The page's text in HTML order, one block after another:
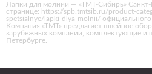
Лапки для молнии — «ТМТ-Сибирь» Санкт-
странице: https://spb.tmtsib.ru/product-
spetsialnye/lapki-dlya-molnii/ официального
Компания «ТМТ» предлагает швейное
зарубежных компаний, комплектующие и
Петербурге.